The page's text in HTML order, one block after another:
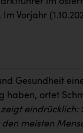
Vorjahr
Gesundheit
haben, ortet
eindrücklich:
meisten